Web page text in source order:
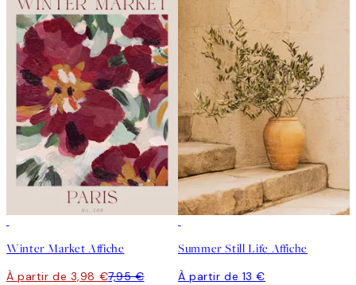
Winter Market Affiche
À partir de 3,98 €7,95 €
Summer Still Life Affiche
À partir de 13 €